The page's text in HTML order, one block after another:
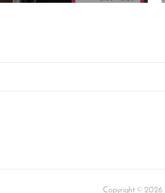
Copyright © 2026